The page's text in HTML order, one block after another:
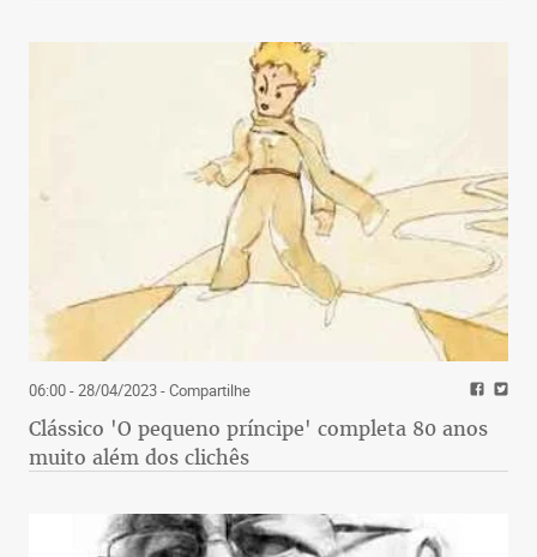
06:00 - 28/04/2023- Compartilhe
Clássico 'O pequeno príncipe' completa 80 anos
muito além dos clichês